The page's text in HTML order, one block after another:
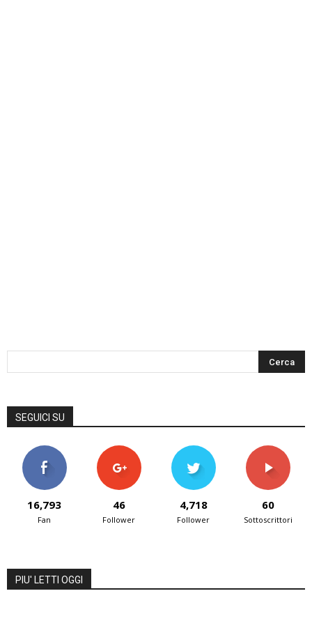
SEGUICI SU
16,793
Fan
46
Follower
4,718
Follower
60
Sottoscrittori
PIU' LETTI OGGI